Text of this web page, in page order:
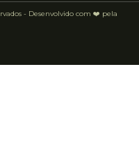
- Desenvolvido com ❤️ pela